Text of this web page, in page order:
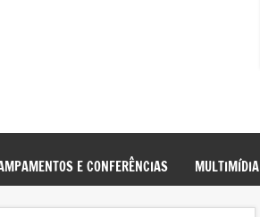
E CONFERÊNCIAS MULTIMÍDIA